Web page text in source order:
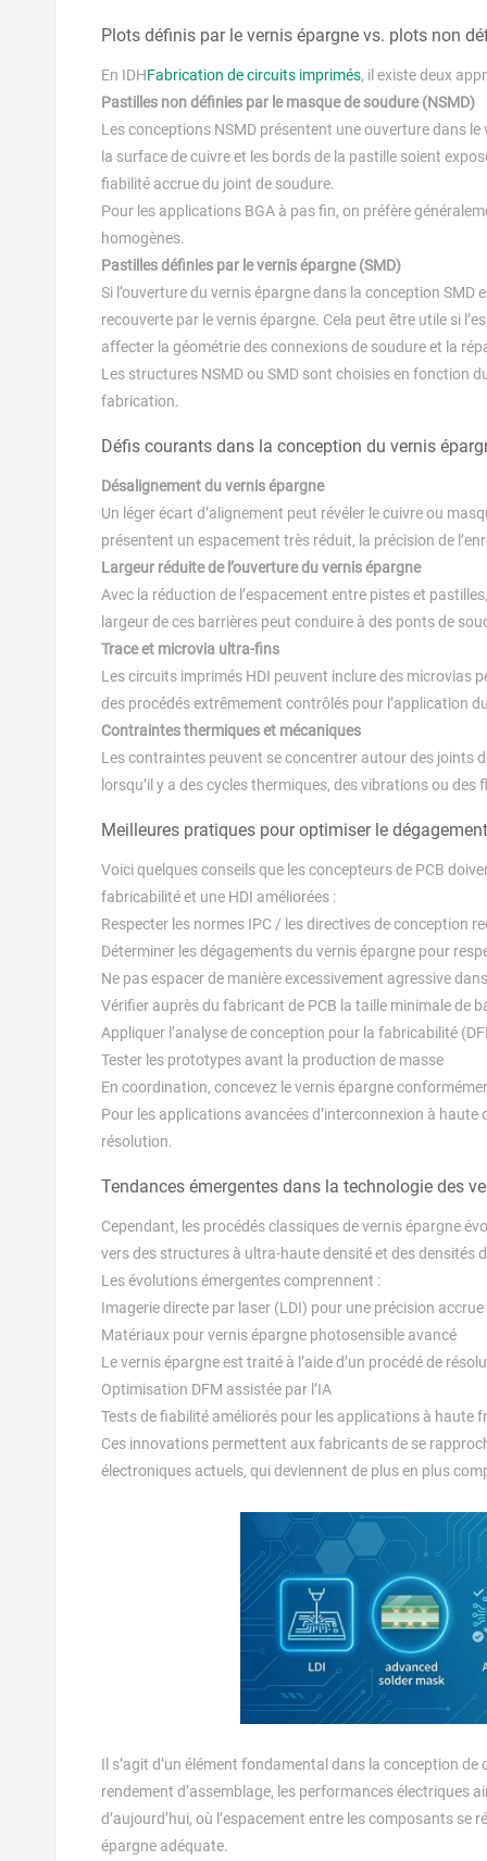
Plots définis par le vernis épargne vs. plots non
En IDHFabrication de circuits imprimés, il existe deux
Pastilles non définies par le masque de soudure (NSMD)
Les conceptions NSMD présentent une ouverture dans
la surface de cuivre et les bords de la pastille soient
fiabilité accrue du joint de soudure.
Pour les applications BGA à pas fin, on préfère
homogènes.
Pastilles définies par le vernis épargne (SMD)
Si l’ouverture du vernis épargne dans la conception
recouverte par le vernis épargne. Cela peut être utile si
affecter la géométrie des connexions de soudure et la
Les structures NSMD ou SMD sont choisies en fonction
fabrication.
Défis courants dans la conception du vernis
Désalignement du vernis épargne
Un léger écart d’alignement peut révéler le cuivre ou
présentent un espacement très réduit, la précision de
Largeur réduite de l’ouverture du vernis épargne
Avec la réduction de l’espacement entre pistes et
largeur de ces barrières peut conduire à des ponts de
Trace et microvia ultra-fins
Les circuits imprimés HDI peuvent inclure des microvias
des procédés extrêmement contrôlés pour l’application
Contraintes thermiques et mécaniques
Les contraintes peuvent se concentrer autour des joints
lorsqu’il y a des cycles thermiques, des vibrations ou des
Meilleures pratiques pour optimiser le
Voici quelques conseils que les concepteurs de PCB
fabricabilité et une HDI améliorées :
Respecter les normes IPC / les directives de conception
Déterminer les dégagements du vernis épargne pour
Ne pas espacer de manière excessivement agressive
Vérifier auprès du fabricant de PCB la taille minimale de
Appliquer l’analyse de conception pour la fabricabilité
Tester les prototypes avant la production de masse
En coordination, concevez le vernis épargne
Pour les applications avancées d’interconnexion à
résolution.
Tendances émergentes dans la technologie des
Cependant, les procédés classiques de vernis épargne
vers des structures à ultra-haute densité et des densités
Les évolutions émergentes comprennent :
Imagerie directe par laser (LDI) pour une précision
Matériaux pour vernis épargne photosensible avancé
Le vernis épargne est traité à l’aide d’un procédé de
Optimisation DFM assistée par l’IA
Tests de fiabilité améliorés pour les applications à haute
Ces innovations permettent aux fabricants de se
électroniques actuels, qui deviennent de plus en plus
Il s’agit d’un élément fondamental dans la conception
rendement d’assemblage, les performances électriques
d’aujourd’hui, où l’espacement entre les composants se
épargne adéquate.